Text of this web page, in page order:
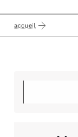
accueil